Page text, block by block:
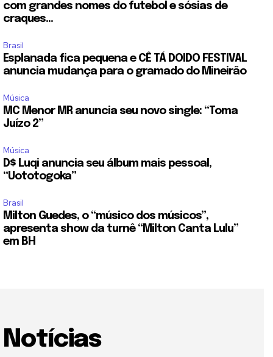
com grandes nomes do futebol e sósias de
craques...
Brasil
Esplanada fica pequena e CÊ TÁ DOIDO FESTIVAL
anuncia mudança para o gramado do Mineirão
Música
MC Menor MR anuncia seu novo single: “Toma
Juízo 2”
Música
D$ Luqi anuncia seu álbum mais pessoal,
“Uototogoka”
Brasil
Milton Guedes, o “músico dos músicos”,
apresenta show da turnê “Milton Canta Lulu”
em BH
Notícias